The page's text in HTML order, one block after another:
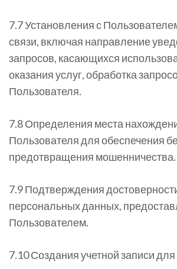
7.7 Установления с
связи, включая направление
запросов, касающихся
оказания услуг, обработка
Пользователя.
7.8 Определения места
Пользователя для обеспечения
предотвращения мошенничества.
7.9 Подтверждения
персональных данных,
Пользователем.
7.10 Создания учетной записи